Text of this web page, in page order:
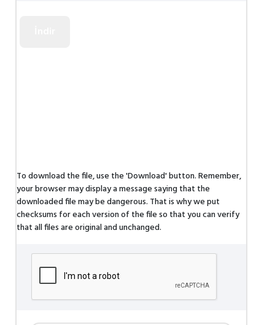
To download the file, use the 'Download' button. Remember,
your browser may display a message saying that the
downloaded file may be dangerous. That is why we put
checksums for each version of the file so that you can verify
that all files are original and unchanged.